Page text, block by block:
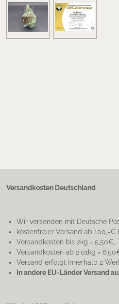
Versandkosten Deutschland
Wir versenden mit Deutsche
kostenfreier Versand ab 100,-€
Versandkosten bis 2kg = 5,50€,
Versandkosten ab 2.01kg =
Versand erfolgt innerhalb 2
In andere EU-Länder Versand